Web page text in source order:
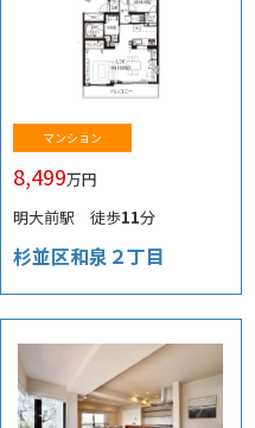
マンション
8,499万円
明大前駅 徒歩11分
杉並区和泉２丁目